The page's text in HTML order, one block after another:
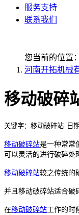
服务支持
联系我们
您当前的位置：
河南开拓机械
移动破碎
关键字：移动破碎站 日
移动破碎站是一种常常
可以灵活的进行破碎处
移动破碎站较之传统的
并且移动破碎站适合破
在移动破碎站工作的时